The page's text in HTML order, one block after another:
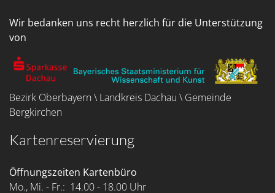
Wir bedanken uns recht herzlich für die Unterstützung
von
Bezirk Oberbayern \ Landkreis Dachau \ Gemeinde
Bergkirchen
Kartenreservierung
Öffnungszeiten Kartenbüro
Mo., Mi. - Fr.: 14.00 - 18.00 Uhr